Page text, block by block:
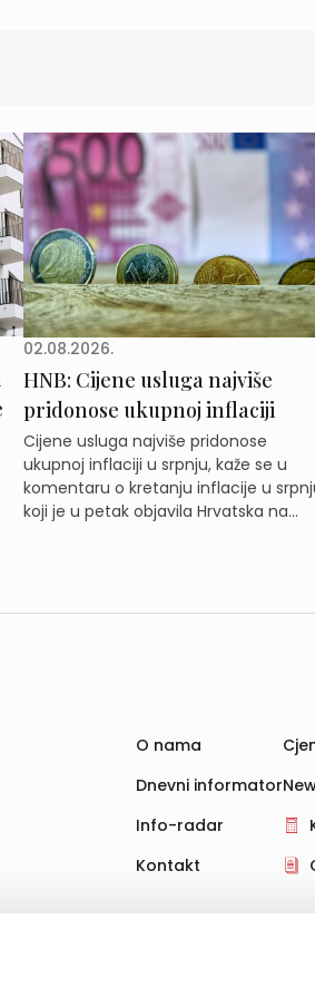
i obradu informacija na vašem
02.08.2026.
HNB: Cijene usluga najviše
pridonose ukupnoj inflaciji
Cijene usluga najviše pridonose
ukupnoj inflaciji u srpnju, kaže se u
komentaru o kretanju inflacije u
koji je u petak objavila Hrvatska na...
O nama
Dnevni informator
Info-radar
Kontakt